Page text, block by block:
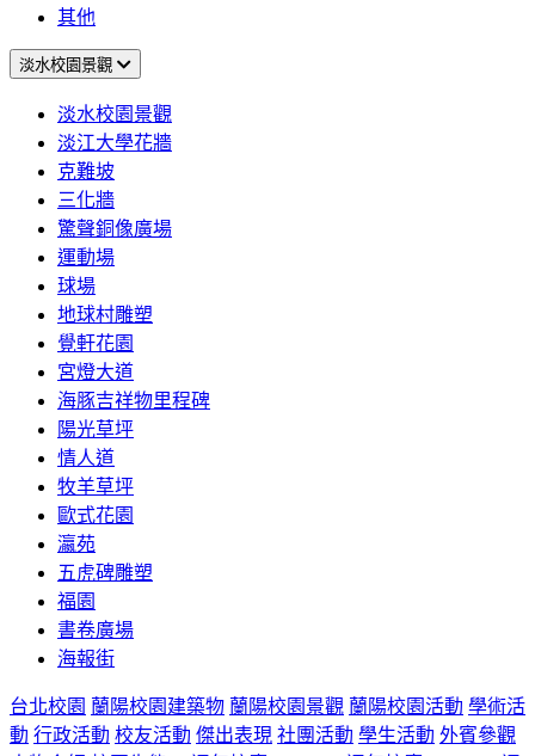
其他
淡水校園景觀
淡水校園景觀
淡江大學花牆
克難坡
三化牆
驚聲銅像廣場
運動場
球場
地球村雕塑
覺軒花園
宮燈大道
海豚吉祥物里程碑
陽光草坪
情人道
牧羊草坪
歐式花園
瀛苑
五虎碑雕塑
福園
書卷廣場
海報街
台北校園 蘭陽校園建築物 蘭陽校園景觀 蘭陽校園活動 學術活
動 行政活動 校友活動 傑出表現 社團活動 學生活動 外賓參觀